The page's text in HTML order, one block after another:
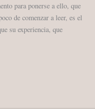
para ponerse a ello, que
de comenzar a leer, es el
su experiencia, que